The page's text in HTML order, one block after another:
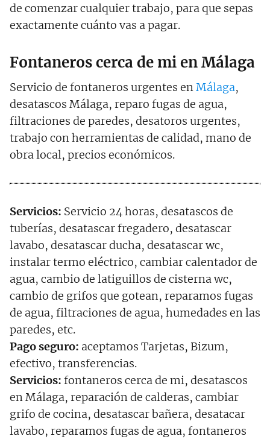
de comenzar cualquier trabajo, para que sepas
exactamente cuánto vas a pagar.
Fontaneros cerca de mi en Málaga
Servicio de fontaneros urgentes enMálaga,
desatascos Málaga, reparo fugas de agua,
filtraciones de paredes, desatoros urgentes,
trabajo con herramientas de calidad, mano de
obra local, precios económicos.
Servicios: Servicio 24 horas, desatascos de
tuberías, desatascar fregadero, desatascar
lavabo, desatascar ducha, desatascar wc,
instalar termo eléctrico, cambiar calentador de
agua, cambio de latiguillos de cisterna wc,
cambio de grifos que gotean, reparamos fugas
de agua, filtraciones de agua, humedades en las
paredes, etc.
Pago seguro: aceptamos Tarjetas, Bizum,
efectivo, transferencias.
Servicios: fontaneros cerca de mi, desatascos
en Málaga, reparación de calderas, cambiar
grifo de cocina, desatascar bañera, desatacar
lavabo, reparamos fugas de agua, fontaneros